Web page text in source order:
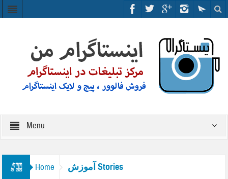
Menu
Home آموزش Stories